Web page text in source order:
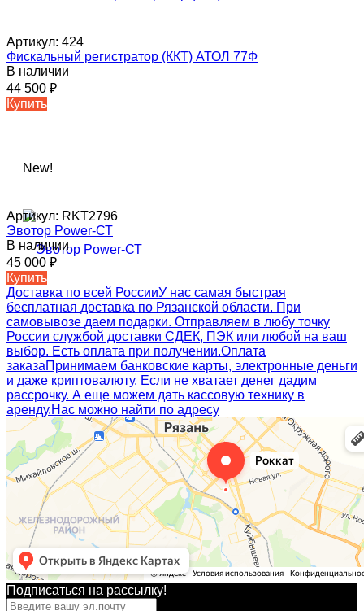
Артикул: 424
Фискальный регистратор (ККТ) АТОЛ 77Ф
В наличии
44 500 ₽
Купить
New!
Артикул: RKT2796
Эвотор Power-СТ
В наличии
45 000 ₽
Купить
Доставка по всей РоссииУ нас самая быстрая
бесплатная доставка по Рязанской области. При
самовывозе даем подарки. Отправляем в любу точку
России службой доставки СДЕК, ПЭК или любой на ваш
выбор. Есть оплата при получении.Оплата
заказаПринимаем банковские карты, электронные деньги
и даже криптовалюту. Если не хватает денег дадим
рассрочку. А еще можем дать кассовую технику в
аренду.Нас можно найти по адресу
Подписаться на рассылкy!